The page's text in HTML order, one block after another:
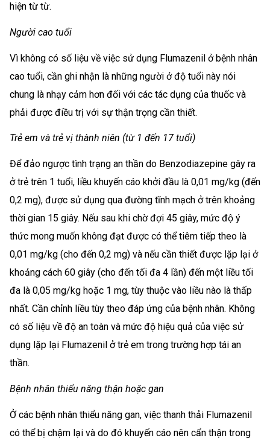
hiện từ từ.
Người cao tuổi
Vì không có số liệu về việc sử dụng Flumazenil ở bệnh nhân
cao tuổi, cần ghi nhận là những người ở độ tuổi này nói
chung là nhạy cảm hơn đối với các tác dụng của thuốc và
phải được điều trị với sự thận trọng cần thiết.
Trẻ em và trẻ vị thành niên (từ 1 đến 17 tuổi)
Để đảo ngược tình trạng an thần do Benzodiazepine gây ra
ở trẻ trên 1 tuổi, liều khuyến cáo khởi đầu là 0,01 mg/kg (đến
0,2 mg), được sử dụng qua đường tĩnh mạch ở trên khoảng
thời gian 15 giây. Nếu sau khi chờ đợi 45 giây, mức độ ý
thức mong muốn không đạt được có thể tiêm tiếp theo là
0,01 mg/kg (cho đến 0,2 mg) và nếu cần thiết được lặp lại ở
khoảng cách 60 giây (cho đến tối đa 4 lần) đến một liều tối
đa là 0,05 mg/kg hoặc 1 mg, tùy thuộc vào liều nào là thấp
nhất. Cần chỉnh liều tùy theo đáp ứng của bệnh nhân. Không
có số liệu về độ an toàn và mức độ hiệu quả của việc sử
dụng lặp lại Flumazenil ở trẻ em trong trường hợp tái an
thần.
Bệnh nhân thiểu năng thận hoặc gan
Ở các bệnh nhân thiểu năng gan, việc thanh thải Flumazenil
có thể bị chậm lại và do đó khuyến cáo nên cẩn thận trong